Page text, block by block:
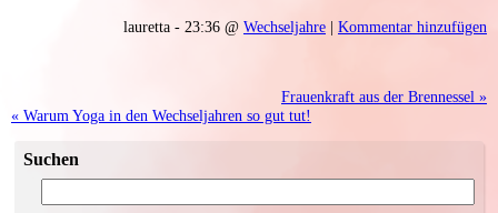
lauretta - 23:36 @ Wechseljahre | Kommentar hinzufügen
Frauenkraft aus der Brennessel »
« Warum Yoga in den Wechseljahren so gut tut!
Suchen